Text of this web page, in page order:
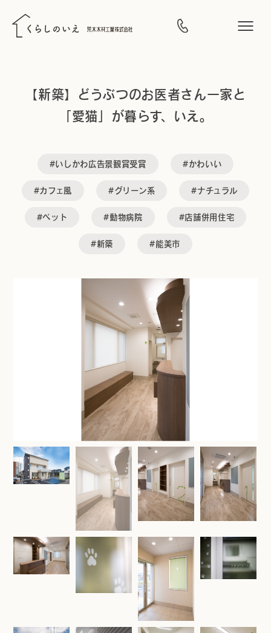
【新築】どうぶつのお医者さん一家と
「愛猫」が暮らす、いえ。
#いしかわ広告景観賞受賞 #かわいい
#カフェ風 #グリーン系 #ナチュラル
#ペット #動物病院 #店舗併用住宅
#新築 #能美市